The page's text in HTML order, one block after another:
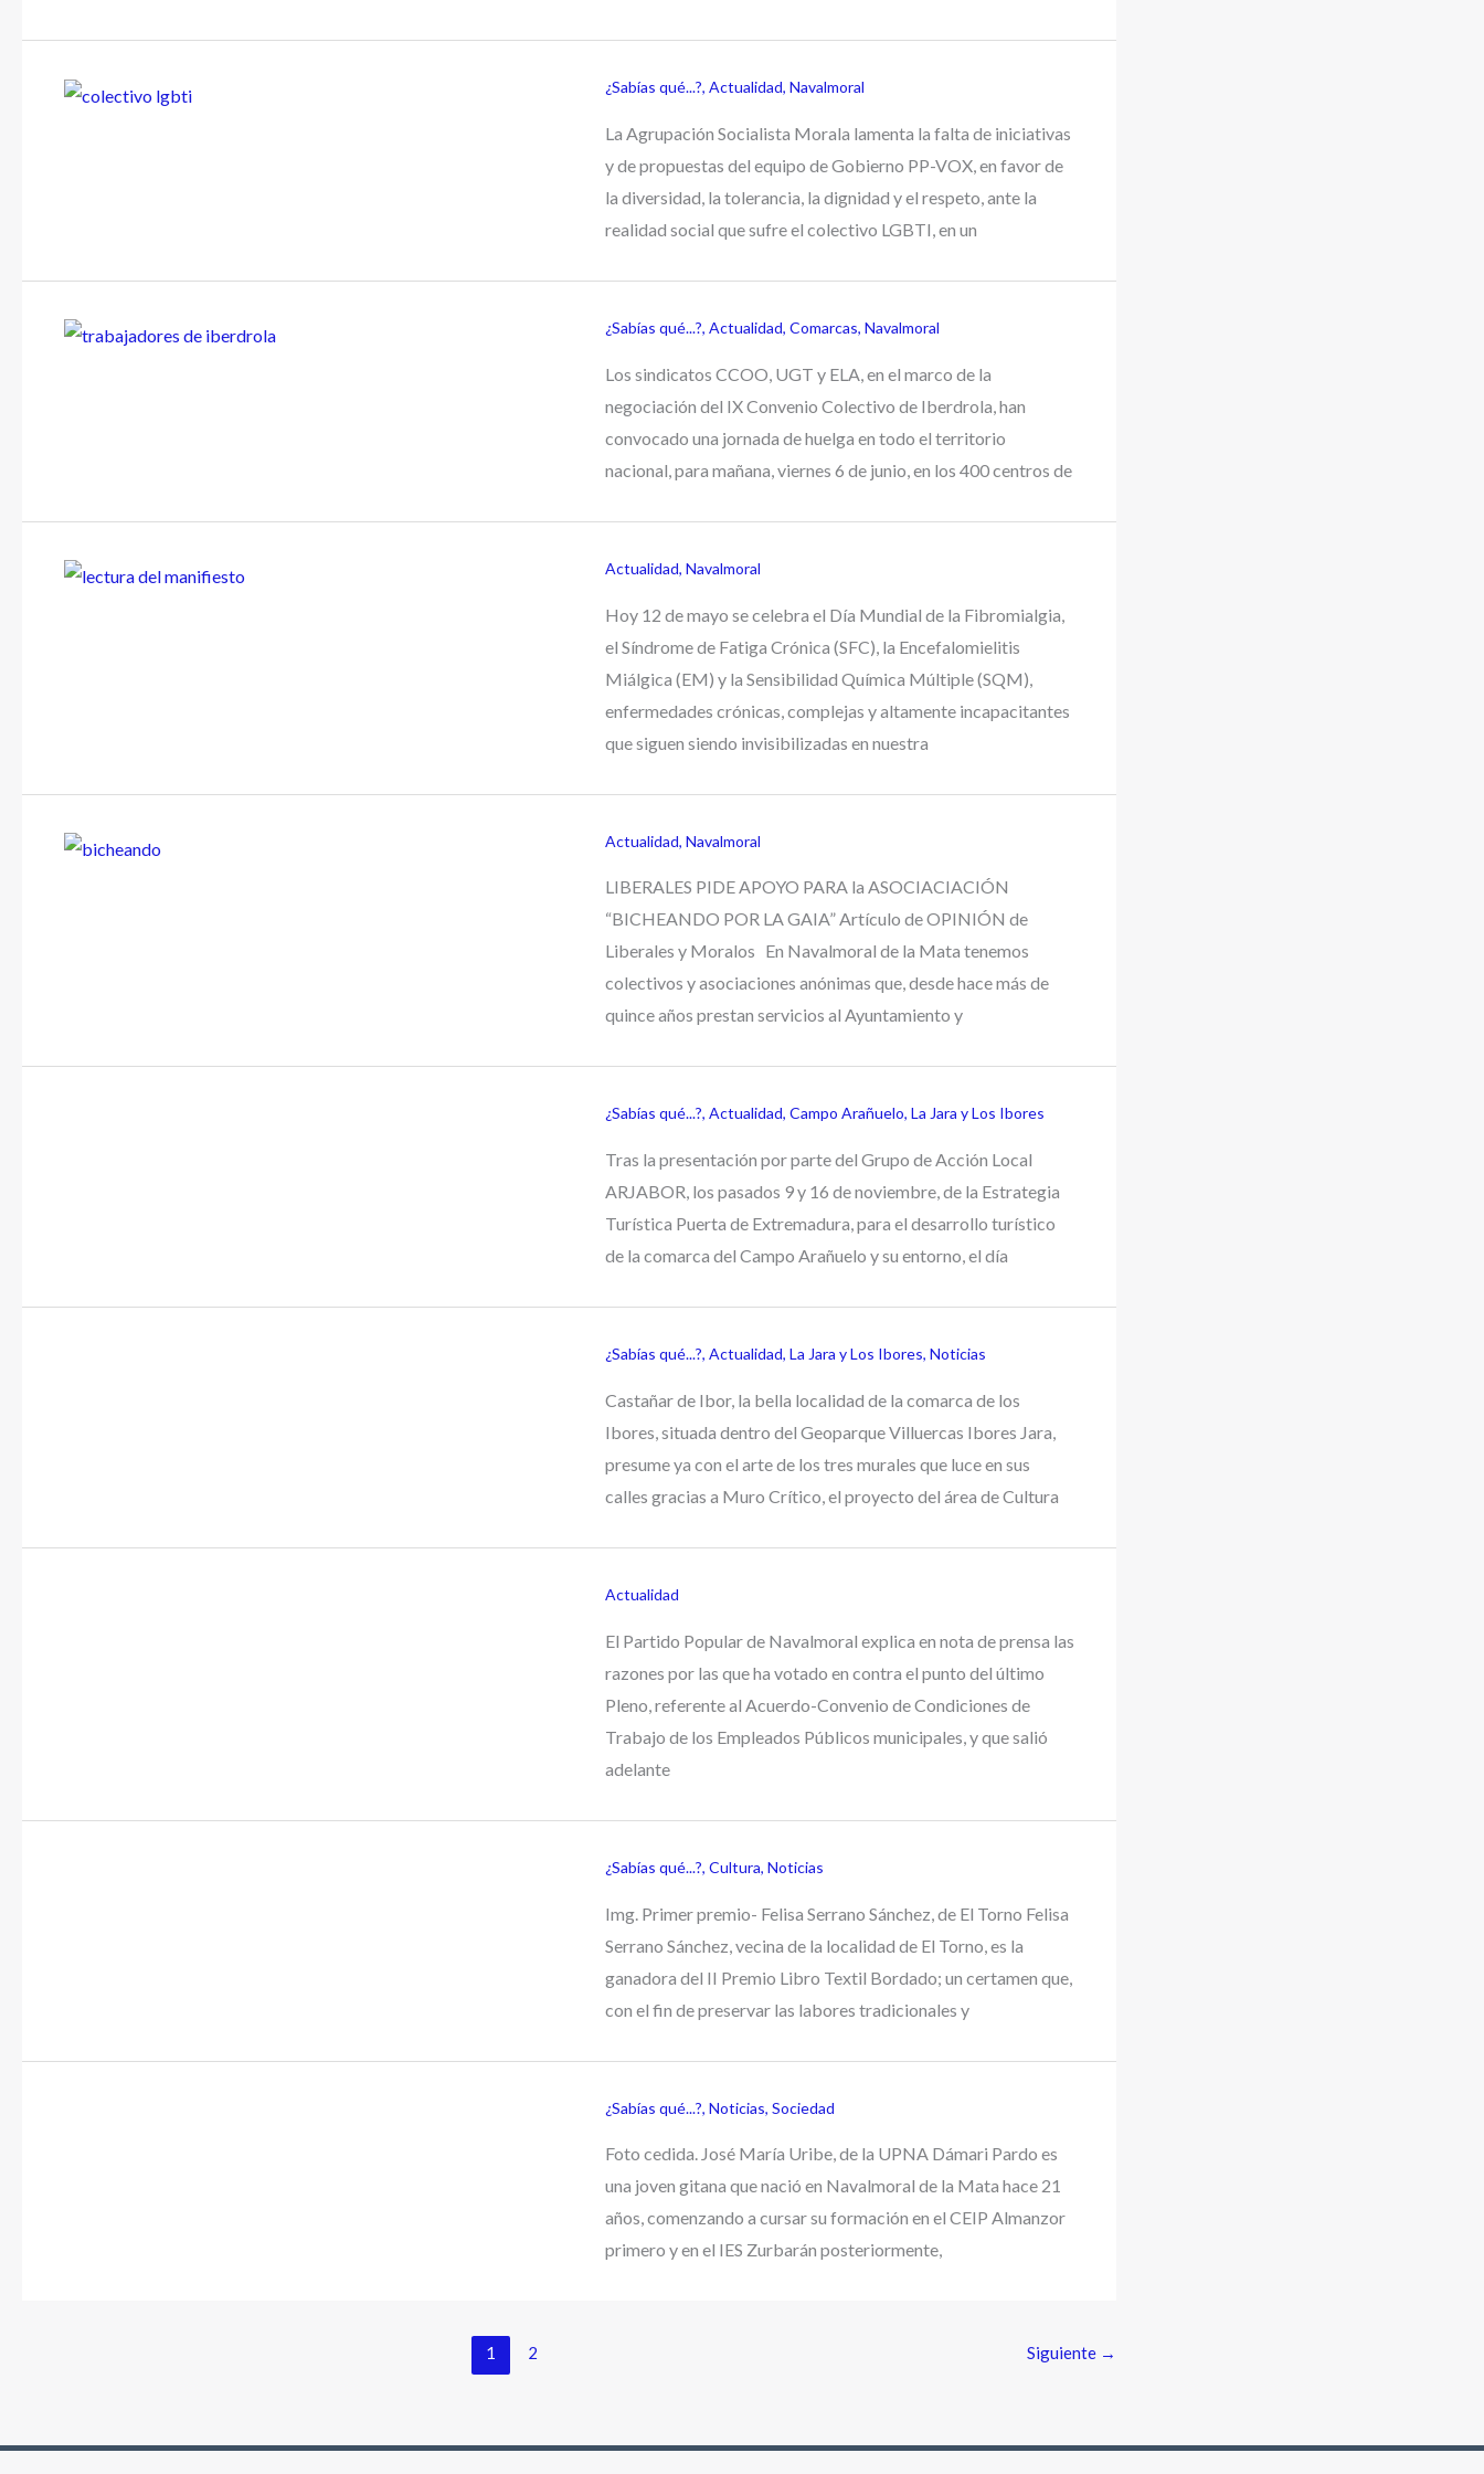
¿Sabías qué...?, Actualidad, Navalmoral
La Agrupación Socialista Morala lamenta la falta de iniciativas
y de propuestas del equipo de Gobierno PP-VOX, en favor de
la diversidad, la tolerancia, la dignidad y el respeto, ante la
realidad social que sufre el colectivo LGBTI, en un
¿Sabías qué...?, Actualidad, Comarcas, Navalmoral
Los sindicatos CCOO, UGT y ELA, en el marco de la
negociación del IX Convenio Colectivo de Iberdrola, han
convocado una jornada de huelga en todo el territorio
nacional, para mañana, viernes 6 de junio, en los 400 centros de
Actualidad, Navalmoral
Hoy 12 de mayo se celebra el Día Mundial de la Fibromialgia,
el Síndrome de Fatiga Crónica (SFC), la Encefalomielitis
Miálgica (EM) y la Sensibilidad Química Múltiple (SQM),
enfermedades crónicas, complejas y altamente incapacitantes
que siguen siendo invisibilizadas en nuestra
Actualidad, Navalmoral
LIBERALES PIDE APOYO PARA la ASOCIACIACIÓN
“BICHEANDO POR LA GAIA” Artículo de OPINIÓN de
Liberales y Moralos En Navalmoral de la Mata tenemos
colectivos y asociaciones anónimas que, desde hace más de
quince años prestan servicios al Ayuntamiento y
¿Sabías qué...?, Actualidad, Campo Arañuelo, La Jara y Los Ibores
Tras la presentación por parte del Grupo de Acción Local
ARJABOR, los pasados 9 y 16 de noviembre, de la Estrategia
Turística Puerta de Extremadura, para el desarrollo turístico
de la comarca del Campo Arañuelo y su entorno, el día
¿Sabías qué...?, Actualidad, La Jara y Los Ibores, Noticias
Castañar de Ibor, la bella localidad de la comarca de los
Ibores, situada dentro del Geoparque Villuercas Ibores Jara,
presume ya con el arte de los tres murales que luce en sus
calles gracias a Muro Crítico, el proyecto del área de Cultura
Actualidad
El Partido Popular de Navalmoral explica en nota de prensa las
razones por las que ha votado en contra el punto del último
Pleno, referente al Acuerdo-Convenio de Condiciones de
Trabajo de los Empleados Públicos municipales, y que salió
adelante
¿Sabías qué...?, Cultura, Noticias
Img. Primer premio- Felisa Serrano Sánchez, de El Torno Felisa
Serrano Sánchez, vecina de la localidad de El Torno, es la
ganadora del II Premio Libro Textil Bordado; un certamen que,
con el fin de preservar las labores tradicionales y
¿Sabías qué...?, Noticias, Sociedad
Foto cedida. José María Uribe, de la UPNA Dámari Pardo es
una joven gitana que nació en Navalmoral de la Mata hace 21
años, comenzando a cursar su formación en el CEIP Almanzor
primero y en el IES Zurbarán posteriormente,
1 2 Siguiente →